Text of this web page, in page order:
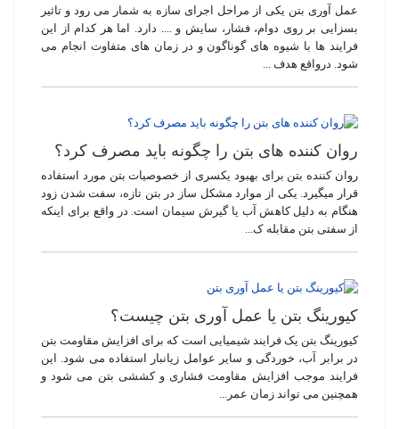
عمل آوری بتن یکی از مراحل اجرای سازه به شمار می رود و تاثیر
بسزایی بر روی دوام، فشار، سایش و .... دارد. اما هر کدام از این
فرایند ها با شیوه های گوناگون و در زمان های متفاوت انجام می
شود. درواقع هدف ...
روان کننده های بتن را چگونه باید مصرف کرد؟
روان کننده بتن برای بهبود یکسری از خصوصیات بتن مورد استفاده
قرار میگیرد. یکی از موارد مشکل ساز در بتن تازه، سفت شدن زود
هنگام به دلیل کاهش آب یا گیرش سیمان است. در واقع برای اینکه
از سفتی بتن مقابله ک...
کیورینگ بتن یا عمل آوری بتن چیست؟
کیورینگ بتن یک فرایند شیمیایی است که برای افزایش مقاومت بتن
در برابر آب، خوردگی و سایر عوامل زیانبار استفاده می ‌شود. این
فرایند موجب افزایش مقاومت فشاری و کششی بتن می ‌شود و
همچنین می ‌تواند زمان عمر...